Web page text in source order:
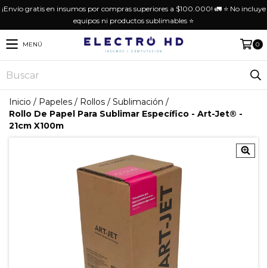
¡Envío gratis en insumos por compras superiores a $100.000! 🚛 ⭐️ No incluye
equipos ni productos sublimables ⭐️
MENÚ 0
Inicio / Papeles / Rollos / Sublimación /
Rollo De Papel Para Sublimar Específico - Art-Jet® -
21cm X100m